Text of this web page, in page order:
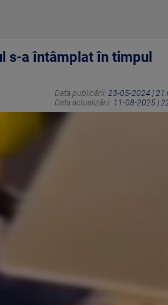
s-a întâmplat în timpul
Data publicării: 23-05-2024 |
Data actualizării: 11-08-2025 |